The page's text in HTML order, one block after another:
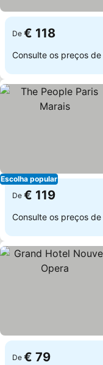
De € 118
Consulte os preços de
Escolha popular
De € 119
Consulte os preços de
De € 79